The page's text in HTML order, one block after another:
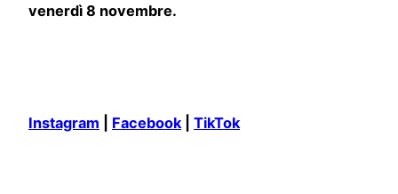
venerdì 8 novembre.
Instagram Facebook| TikTok